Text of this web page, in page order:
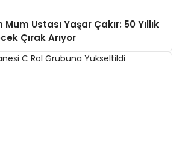
Ustası Yaşar Çakır: 50 Yıllık
Çırak Arıyor